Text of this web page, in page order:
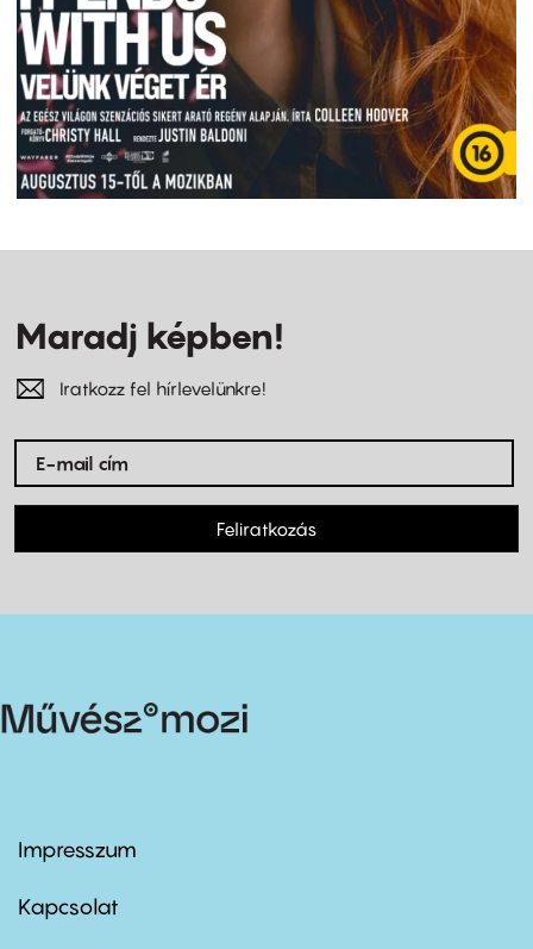
Maradj képben!
Iratkozz fel hírlevelünkre!
Feliratkozás
Footer
first
Impresszum
Kapcsolat